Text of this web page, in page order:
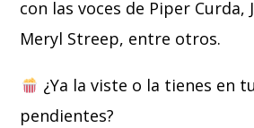
con las voces de Piper Curda,
Meryl Streep, entre otros.
¿Ya la viste o la tienes en
pendientes?